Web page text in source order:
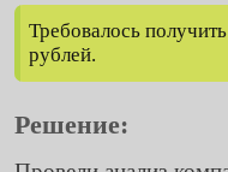
Требовалось
рублей.
Решение: